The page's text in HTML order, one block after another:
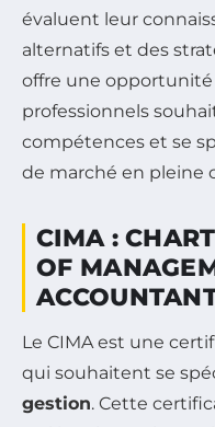
évaluent leur
alternatifs et des
offre une
professionnels
compétences et se
de marché en pleine
CIMA :
OF
Le CIMA est une
qui souhaitent se
gestion. Cette